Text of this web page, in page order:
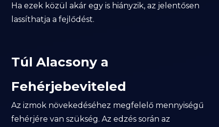
Ha ezek közül akár egy is hiányzik, az jelentősen
lassíthatja a fejlődést.
Túl Alacsony a
Fehérjebeviteled
Az izmok növekedéséhez megfelelő mennyiségű
fehérjére van szükség. Az edzés során az